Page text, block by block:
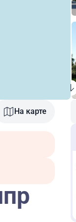
На карте